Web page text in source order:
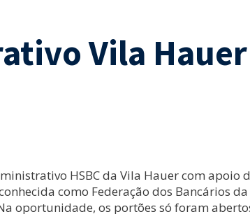
Vila Hauer
HSBC da Vila Hauer com apoio
como Federação dos Bancários da
oportunidade, os portões só foram